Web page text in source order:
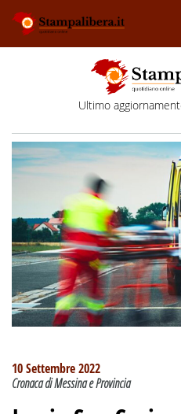
Ultimo
10 Settembre 2022
Cronaca di Messina e Provincia